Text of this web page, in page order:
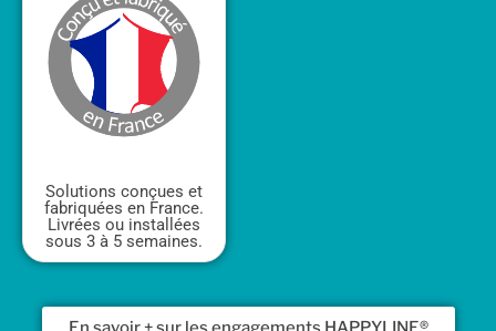
Solutions conçues et
fabriquées en France.
Livrées ou installées
sous 3 à 5 semaines.